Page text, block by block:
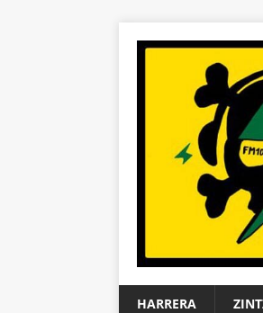
HARRERA